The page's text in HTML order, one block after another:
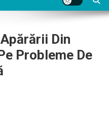
Din
Probleme De